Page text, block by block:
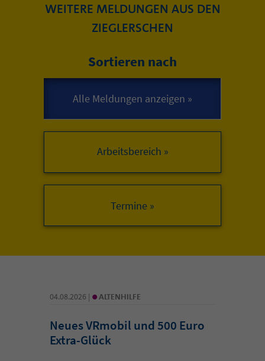
WEITERE MELDUNGEN AUS DEN
ZIEGLERSCHEN
Sortieren nach
Arbeitsbereich »
04.08.2026 | • ALTENHILFE
Neues VRmobil und 500 Euro
Extra-Glück